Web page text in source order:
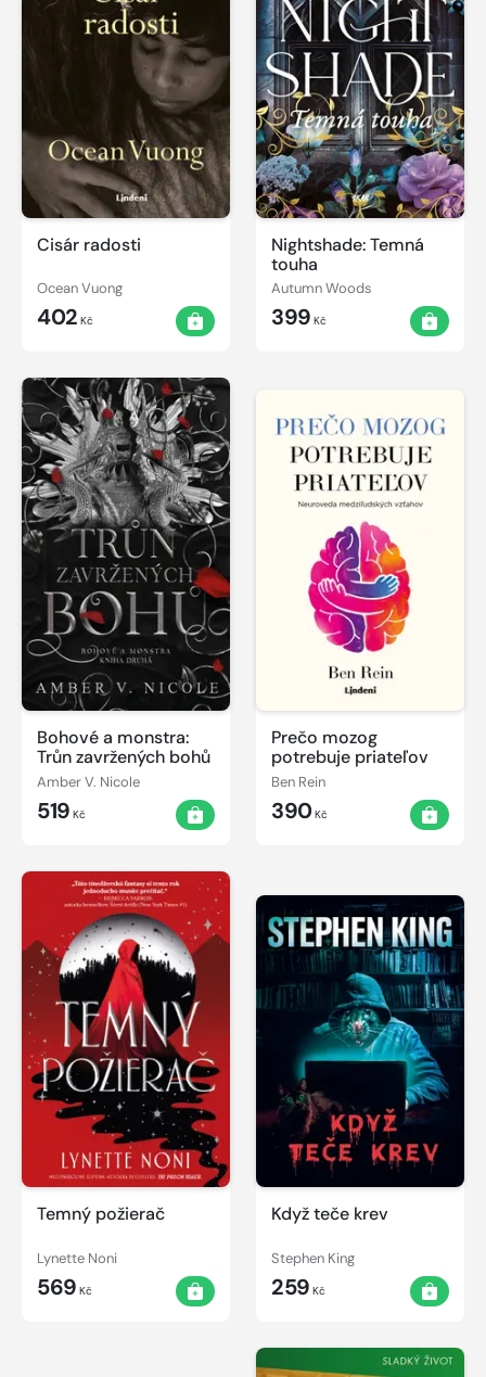
Cisár radosti
Ocean Vuong
402 Kč
Nightshade: Temná
touha
Autumn Woods
399 Kč
Bohové a monstra:
Trůn zavržených bohů
Amber V. Nicole
519 Kč
Prečo mozog
potrebuje priateľov
Ben Rein
390Kč
Temný požierač
Lynette Noni
569 Kč
Když teče krev
Stephen King
259 Kč